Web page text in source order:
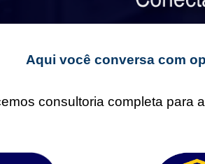
Aqui você conversa com
consultoria completa para